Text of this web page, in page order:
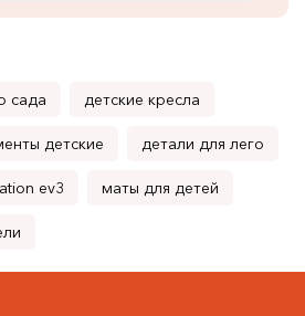
сада детские кресла
детские детали для лего
ev3 маты для детей